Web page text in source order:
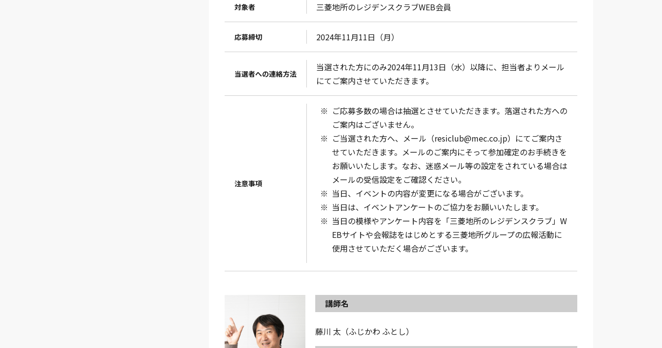
対象者 三菱地所のレジデンスクラブWEB会員
応募締切 2024年11月11日（月）
当選者への連絡方法
当選された方にのみ2024年11月13日（水）以降に、担当者よりメール
にてご案内させていただきます。
注意事項
ご応募多数の場合は抽選とさせていただきます。落選された方への
ご案内はございません。
ご当選された方へ、メール（resiclub@mec.co.jp）にてご案内さ
せていただきます。メールのご案内にそって参加確定のお手続きを
お願いいたします。なお、迷惑メール等の設定をされている場合は
メールの受信設定をご確認ください。
当日、イベントの内容が変更になる場合がございます。
当日は、イベントアンケートのご協力をお願いいたします。
当日の模様やアンケート内容を「三菱地所のレジデンスクラブ」W
EBサイトや会報誌をはじめとする三菱地所グループの広報活動に
使用させていただく場合がございます。
講師名
藤川 太（ふじかわ ふとし）